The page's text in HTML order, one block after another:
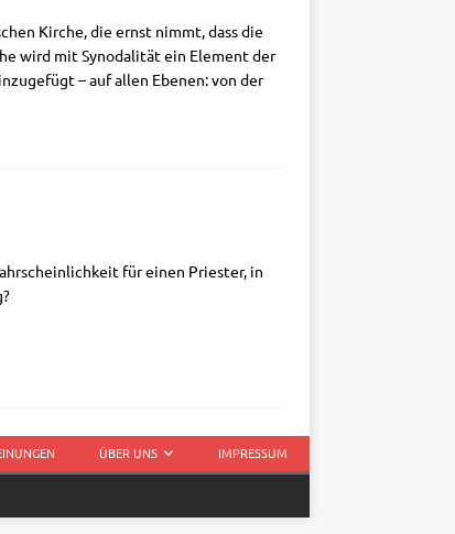
Kir­che, die ernst nimmt, dass die
wird mit Syn­oda­li­tät ein Ele­ment der
– auf allen Ebe­nen: von der
für einen Prie­ster, in
ÜBER UNS IMPRESSUM